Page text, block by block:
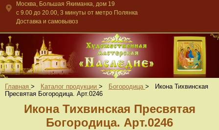
Москва, Большая Якиманка, дом 19
c 9.00 до 20.00, 3 минуты от метро Полянка
Доставка и самовывоз
Главная > Каталог продукции > Богородица >
Икона Тихвинская
Пресвятая Богородица. Арт.0246
Икона Тихвинская Пресвятая
Богородица. Арт.0246